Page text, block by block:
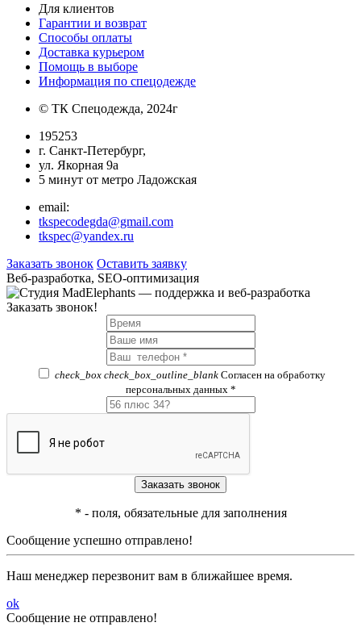
Для клиентов
Гарантии и возврат
Способы оплаты
Доставка курьером
Помощь в выборе
Информация по спецодежде
© ТК Спецодежда, 2024г
195253
г. Санкт-Петербург,
ул. Якорная 9а
5 минут от метро Ладожская
email:
tkspecodegda@gmail.com
tkspec@yandex.ru
Заказать звонок Оставить заявку
Веб-разработка, SEO-оптимизация
Заказать звонок!
check_box check_box_outline_blank Согласен на обработку
персональных данных *
* - поля, обязательные для заполнения
Сообщение успешно отправлено!
Наш менеджер перезвонит вам в ближайшее время.
ok
Сообщение не отправлено!